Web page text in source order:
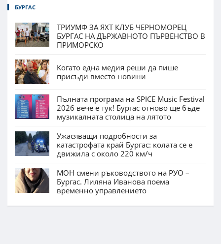
БУРГАС
ТРИУМФ ЗА ЯХТ КЛУБ ЧЕРНОМОРЕЦ
БУРГАС НА ДЪРЖАВНОТО ПЪРВЕНСТВО В
ПРИМОРСКО
Когато една медия реши да пише
присъди вместо новини
Пълната програма на SPICE Music Festival
2026 вече е тук! Бургас отново ще бъде
музикалната столица на лятото
Ужасяващи подробности за
катастрофата край Бургас: колата се е
движила с около 220 км/ч
МОН смени ръководството на РУО –
Бургас. Лиляна Иванова поема
временно управлението